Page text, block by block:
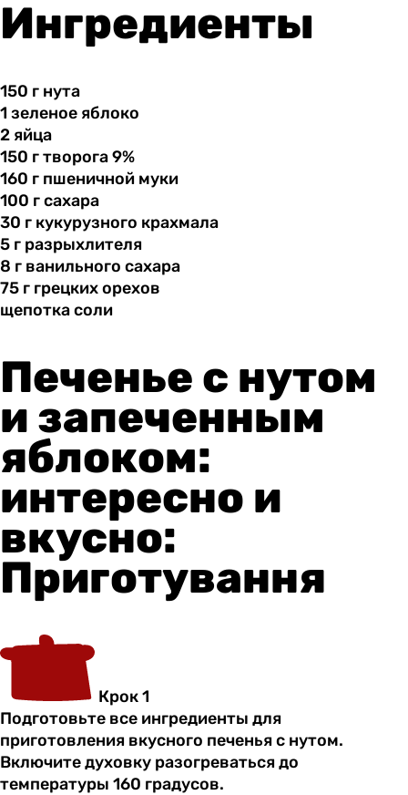
Ингредиенты
150 г нута
1 зеленое яблоко
2 яйца
150 гтворога9%
160 г пшеничной муки
100 гсахара
30 г кукурузного крахмала
5 г разрыхлителя
8 г ванильного сахара
75 г грецкихорехов
щепотка соли
Печенье с нутом
и запеченным
яблоком:
интересно и
вкусно:
Приготування
Крок 1
Подготовьте все ингредиенты для
приготовления вкусного печенья с нутом.
Включите духовку разогреваться до
температуры 160 градусов.